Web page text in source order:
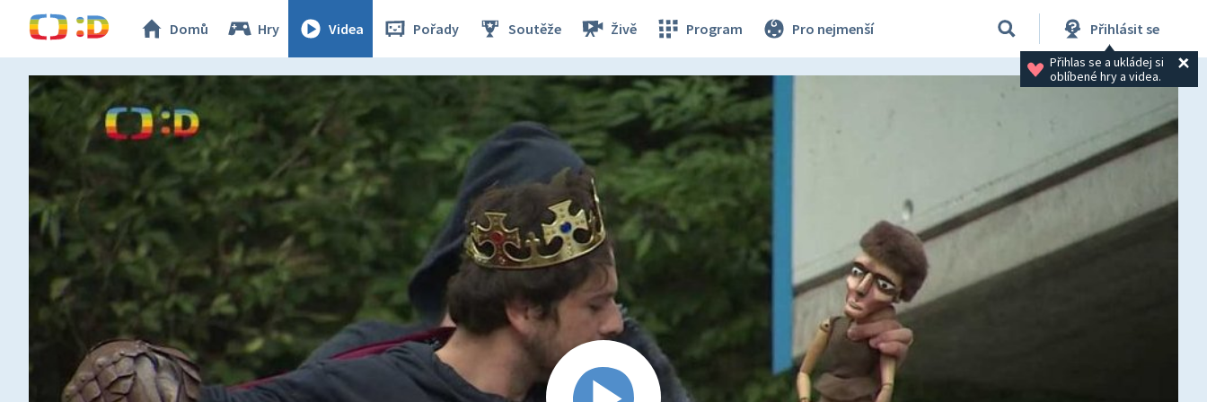
Domů Hry Videa Pořady Soutěže Živě Program Pro nejmenší Přihlásit se
Přihlas se a ukládej si
oblíbené hry a videa.